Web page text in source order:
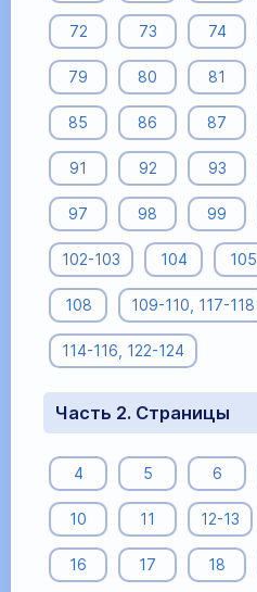
72 73 74
79 80 81
85 86 87
91 92 93
97 98 99
102-103 104 105
108 109-110, 117-118
114-116, 122-124
Часть 2. Страницы
4 5 6
10 11 12-13
16 17 18